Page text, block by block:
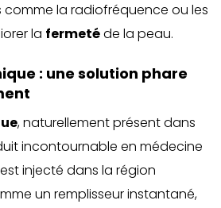
comme la radiofréquence ou les
la fermetéde la peau.
: une solution phare
, naturellement présent dans
incontournable en médecine
injecté dans la région
un remplisseur instantané,